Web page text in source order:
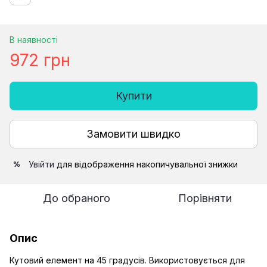
В наявності
972 грн
Купити
Замовити швидко
% Увійти для відображення накопичувальної знижки
До обраного Порівняти
Опис
Кутовий елемент на 45 градусів. Використовується для